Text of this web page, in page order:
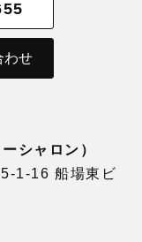
わせ
シャロン）
1-16 船場東ビ